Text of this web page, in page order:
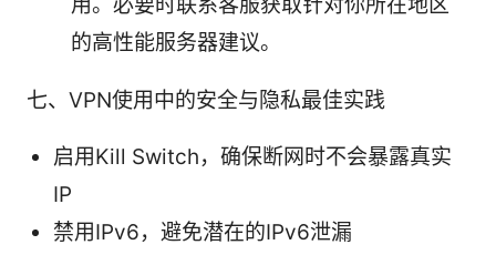
的高性能服务器建议。
七、VPN使用中的安全与隐私最佳实践
启用Kill Switch，确保断网时不会暴露真实
IP
禁用IPv6，避免潜在的IPv6泄漏